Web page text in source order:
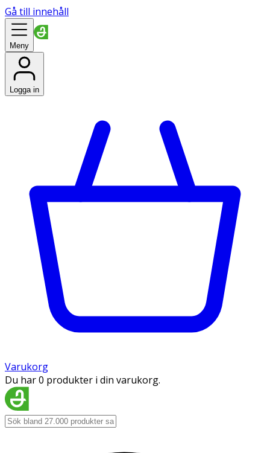
Gå till innehåll
Meny
Logga in
Varukorg
Du har 0 produkter i din varukorg.